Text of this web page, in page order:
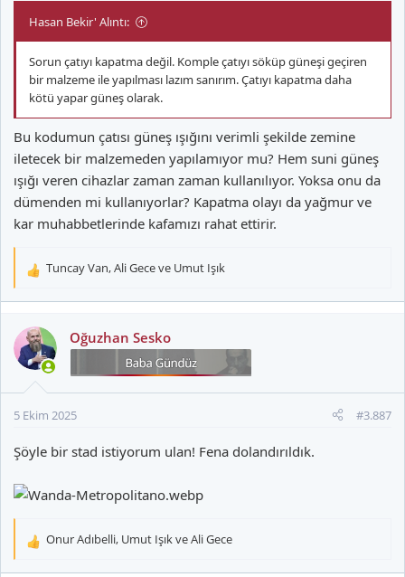
Hasan Bekir' Alıntı:
Sorun çatıyı kapatma değil. Komple çatıyı söküp güneşi geçiren
bir malzeme ile yapılması lazım sanırım. Çatıyı kapatma daha
kötü yapar güneş olarak.
Bu kodumun çatısı güneş ışığını verimli şekilde zemine
iletecek bir malzemeden yapılamıyor mu? Hem suni güneş
ışığı veren cihazlar zaman zaman kullanılıyor. Yoksa onu da
dümenden mi kullanıyorlar? Kapatma olayı da yağmur ve
kar muhabbetlerinde kafamızı rahat ettirir.
T
k
i
l
:
Tuncay Van,Ali Geceve Umut Işık
Oğuzhan Sesko
5 Ekim 2025 #3.887
Şöyle bir stad istiyorum ulan! Fena dolandırıldık.
T
Onur Adıbelli, Umut IşıkveAli Gece